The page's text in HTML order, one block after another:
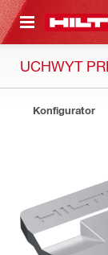
GŁÓWNEJ
UCHWYT
Konfigurator